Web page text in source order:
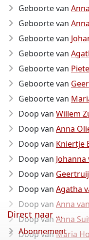
Geboorte van
Geboorte van
Geboorte van
Geboorte van
Geboorte van
Geboorte van
Geboorte van
Doop van Willem
Doop van Anna
Doop van Kniertje
Doop van
Doop van
Doop van Agatha
Doop van Anna
Doop van Anna
Doop vanMaria
Direct naar ...
Abonnement